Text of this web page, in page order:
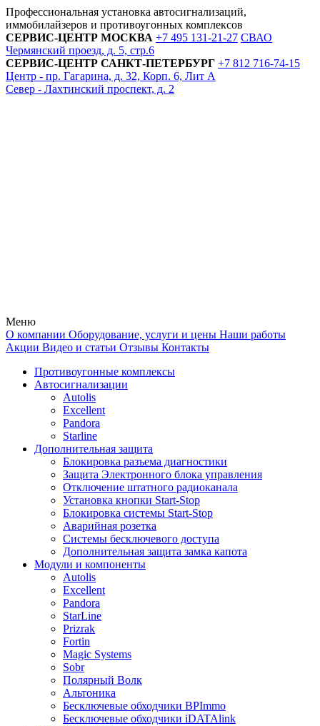
Профессиональная установка автосигнализаций,
иммобилайзеров и противоугонных комплексов
СЕРВИС-ЦЕНТР МОСКВА +7 495 131-21-27 СВАО
Чермянский проезд, д. 5, стр.6
СЕРВИС-ЦЕНТР САНКТ-ПЕТЕРБУРГ +7 812 716-74-15
Центр - пр. Гагарина, д. 32, Корп. 6, Лит А
Север - Лахтинский проспект, д. 2
Меню
О компании Оборудование, услуги и цены Наши работы
Акции Видео и статьи Отзывы Контакты
Противоугонные комплексы
Автосигнализации
Autolis
Excellent
Pandora
Starline
Дополнительная защита
Блокировка разъема диагностики
Защита Электронного блока управления
Отключение штатного радиоканала
Установка кнопки Start-Stop
Блокировка системы Start-Stop
Аварийная розетка
Системы бесключевого доступа
Дополнительная защита замка капота
Модули и компоненты
Autolis
Excellent
Pandora
StarLine
Prizrak
Fortin
Magic Systems
Sobr
Полярный Волк
Альтоника
Бесключевые обходчики BPImmo
Бесключевые обходчики iDATAlink